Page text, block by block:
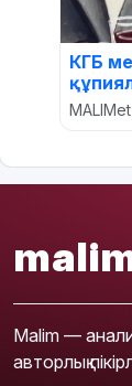
КГБ
MALIMet
Malim —
авторлық